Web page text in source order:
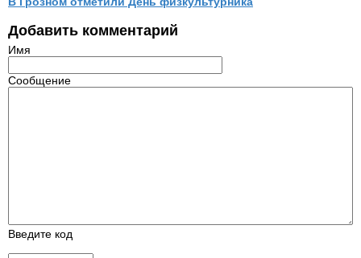
Добавить комментарий
Имя
Сообщение
Введите код